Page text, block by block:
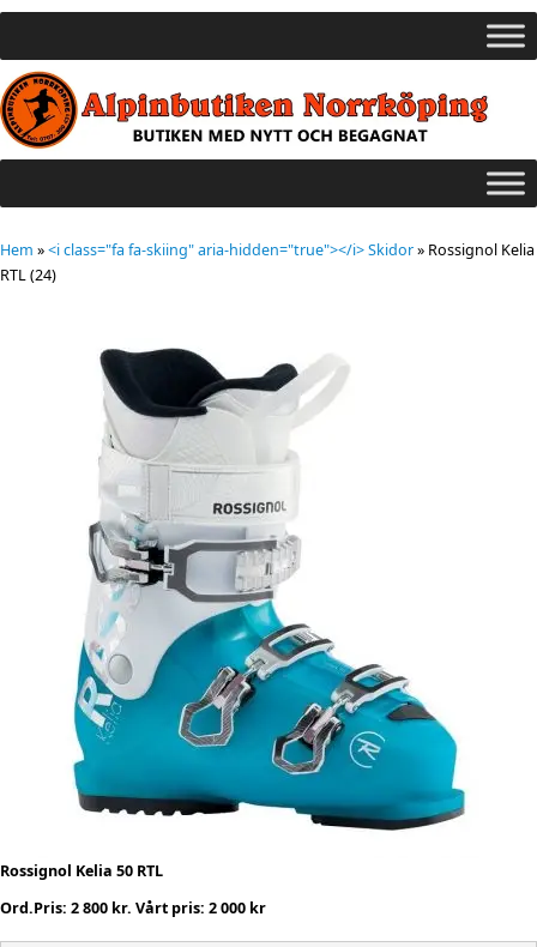
Hem »<i class="fa fa-skiing" aria-hidden="true"></i> Skidor» Rossignol Kelia
RTL (24)
Rossignol Kelia 50 RTL
Ord.Pris: 2 800 kr. Vårt pris: 2 000 kr